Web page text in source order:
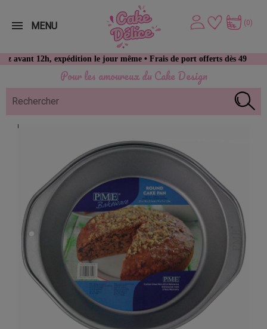
Pour les amoureux du Cake Design
12h, expédition le jour même • Frais de port offerts dès 49 € d’achat
(0)
MENU